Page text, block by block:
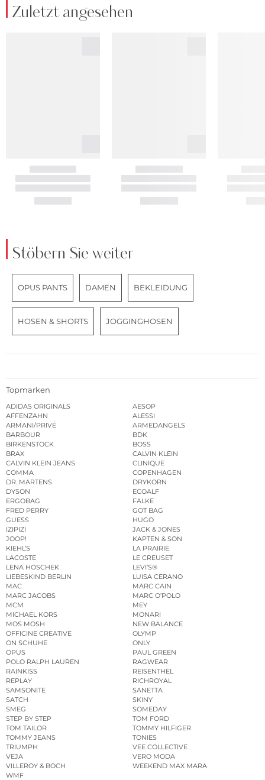
Zuletzt angesehen
Stöbern Sie weiter
OPUS PANTS DAMEN BEKLEIDUNG
HOSEN & SHORTS JOGGINGHOSEN
Topmarken
ADIDAS ORIGINALS
AESOP
AFFENZAHN
ALESSI
ARMANI/PRIVÉ
ARMEDANGELS
BARBOUR
BDK
BIRKENSTOCK
BOSS
BRAX
CALVIN KLEIN
CALVIN KLEIN JEANS
CLINIQUE
COMMA
COPENHAGEN
DR. MARTENS
DRYKORN
DYSON
ECOALF
ERGOBAG
FALKE
FRED PERRY
GOT BAG
GUESS
HUGO
IZIPIZI
JACK & JONES
JOOP!
KAPTEN & SON
KIEHL’S
LA PRAIRIE
LACOSTE
LE CREUSET
LENA HOSCHEK
LEVI’S®
LIEBESKIND BERLIN
LUISA CERANO
MAC
MARC CAIN
MARC JACOBS
MARC O’POLO
MCM
MEY
MICHAEL KORS
MONARI
MOS MOSH
NEW BALANCE
OFFICINE CREATIVE
OLYMP
ON SCHUHE
ONLY
OPUS
PAUL GREEN
POLO RALPH LAUREN
RAGWEAR
RAINKISS
REISENTHEL
REPLAY
RICHROYAL
SAMSONITE
SANETTA
SATCH
SKINY
SMEG
SOMEDAY
STEP BY STEP
TOM FORD
TOM TAILOR
TOMMY HILFIGER
TOMMY JEANS
TONIES
TRIUMPH
VEE COLLECTIVE
VEJA
VERO MODA
VILLEROY & BOCH
WEEKEND MAX MARA
WMF